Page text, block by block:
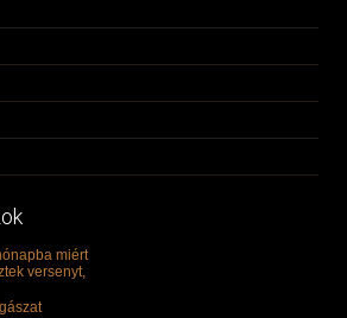
miért
versenyt,